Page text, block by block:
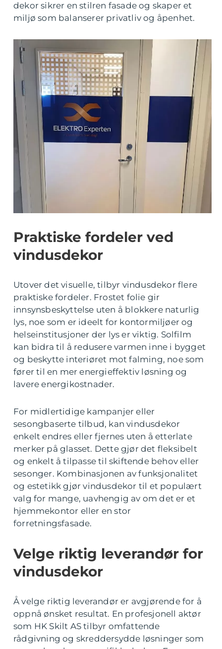
dekor sikrer en stilren fasade og skaper et
miljø som balanserer privatliv og åpenhet.
Praktiske fordeler ved
vindusdekor
Utover det visuelle, tilbyr vindusdekor flere
praktiske fordeler. Frostet folie gir
innsynsbeskyttelse uten å blokkere naturlig
lys, noe som er ideelt for kontormiljøer og
helseinstitusjoner der lys er viktig. Solfilm
kan bidra til å redusere varmen inne i bygget
og beskytte interiøret mot falming, noe som
fører til en mer energieffektiv løsning og
lavere energikostnader.
For midlertidige kampanjer eller
sesongbaserte tilbud, kan vindusdekor
enkelt endres eller fjernes uten å etterlate
merker på glasset. Dette gjør det fleksibelt
og enkelt å tilpasse til skiftende behov eller
sesonger. Kombinasjonen av funksjonalitet
og estetikk gjør vindusdekor til et populært
valg for mange, uavhengig av om det er et
hjemmekontor eller en stor
forretningsfasade.
Velge riktig leverandør for
vindusdekor
Å velge riktig leverandør er avgjørende for å
oppnå ønsket resultat. En profesjonell aktør
som HK Skilt AS tilbyr omfattende
rådgivning og skreddersydde løsninger som